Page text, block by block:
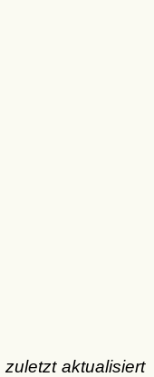
zuletzt aktualisiert